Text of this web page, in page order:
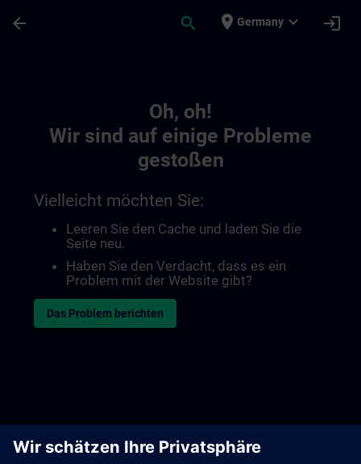
arrow_back search place Germany expand_more login
Oh, oh!
Wir sind auf einige Probleme
gestoßen
Vielleicht möchten Sie:
Leeren Sie den Cache und laden Sie die
Seite neu.
Haben Sie den Verdacht, dass es ein
Problem mit der Website gibt?
Das Problem berichten